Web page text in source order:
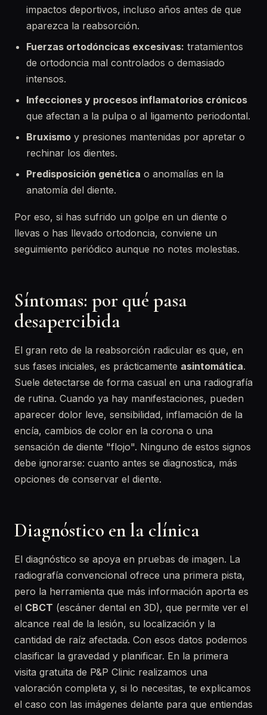
impactos deportivos, incluso años antes de que
aparezca la reabsorción.
Fuerzas ortodóncicas excesivas: tratamientos
de ortodoncia mal controlados o demasiado
intensos.
Infecciones y procesos inflamatorios crónicos
que afectan a la pulpa o al ligamento periodontal.
Bruxismo y presiones mantenidas por apretar o
rechinar los dientes.
Predisposición genética o anomalías en la
anatomía del diente.
Por eso, si has sufrido un golpe en un diente o
llevas o has llevado ortodoncia, conviene un
seguimiento periódico aunque no notes molestias.
Síntomas: por qué pasa
desapercibida
El gran reto de la reabsorción radicular es que, en
sus fases iniciales, es prácticamente asintomática.
Suele detectarse de forma casual en una radiografía
de rutina. Cuando ya hay manifestaciones, pueden
aparecer dolor leve, sensibilidad, inflamación de la
encía, cambios de color en la corona o una
sensación de diente "flojo". Ninguno de estos signos
debe ignorarse: cuanto antes se diagnostica, más
opciones de conservar el diente.
Diagnóstico en la clínica
El diagnóstico se apoya en pruebas de imagen. La
radiografía convencional ofrece una primera pista,
pero la herramienta que más información aporta es
el CBCT (escáner dental en 3D), que permite ver el
alcance real de la lesión, su localización y la
cantidad de raíz afectada. Con esos datos podemos
clasificar la gravedad y planificar. En la primera
visita gratuita de P&P Clinic realizamos una
valoración completa y, si lo necesitas, te explicamos
el caso con las imágenes delante para que entiendas